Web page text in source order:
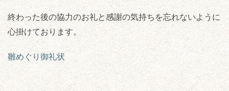
終わった後の協力のお礼と感謝の気持ちを忘れないように
心掛けております。
雛めぐり御礼状